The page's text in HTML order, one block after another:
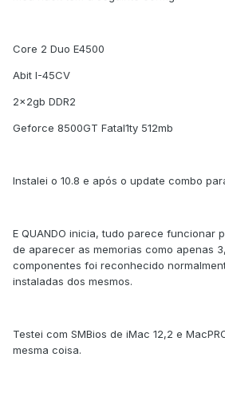
Core 2 Duo E4500
Abit I-45CV
2x2gb DDR2
Geforce 8500GT Fatal1ty 512mb
Instalei o 10.8 e após o update combo
E QUANDO inicia, tudo parece funcionar
de aparecer as memorias como apenas
componentes foi reconhecido
instaladas dos mesmos.
Testei com SMBios de iMac 12,2 e
mesma coisa.